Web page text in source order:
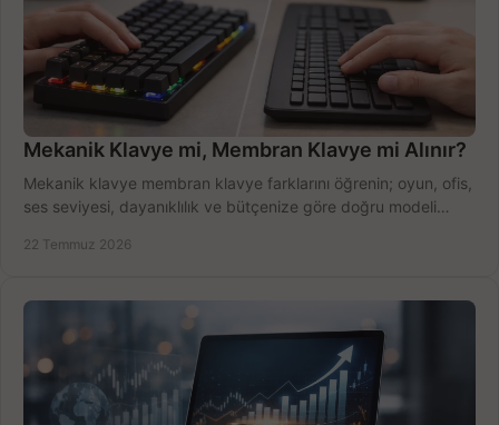
Mekanik Klavye mi, Membran Klavye mi Alınır?
Mekanik klavye membran klavye farklarını öğrenin; oyun, ofis,
ses seviyesi, dayanıklılık ve bütçenize göre doğru modeli
22 Temmuz 2026